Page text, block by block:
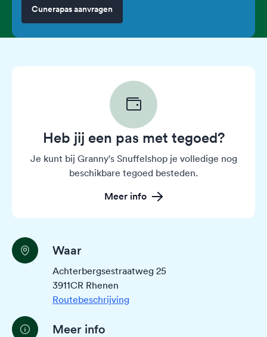
Cunerapas aanvragen
Heb jij een pas met tegoed?
Je kunt bij Granny's Snuffelshop je volledige nog
beschikbare tegoed besteden.
Meer info
Waar
Achterbergsestraatweg 25
3911CR Rhenen
Routebeschrijving
Meer info